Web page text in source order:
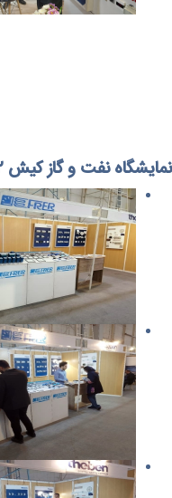
نمایشگاه نفت و گاز کیش ۱۴۰۲